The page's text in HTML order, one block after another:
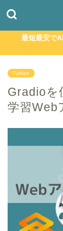
最短最安で
Python
Gradioを
学習Web